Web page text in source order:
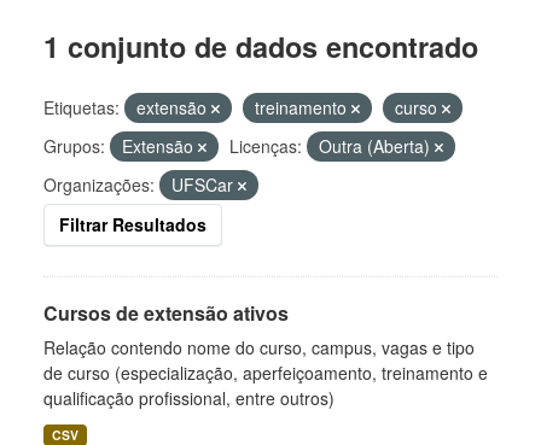
1 conjunto de dados encontrado
Etiquetas: extensão treinamento
curso
Grupos:
Extensão Licenças:
Outra (Aberta)
Organizações:
UFSCar
Filtrar Resultados
Cursos de extensão ativos
Relação contendo nome do curso, campus, vagas e tipo
de curso (especialização, aperfeiçoamento, treinamento e
qualificação profissional, entre outros)
CSV